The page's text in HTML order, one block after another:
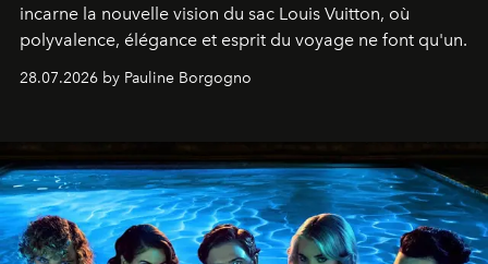
incarne la nouvelle vision du sac Louis Vuitton, où
polyvalence, élégance et esprit du voyage ne font qu'un.
28.07.2026 by Pauline Borgogno